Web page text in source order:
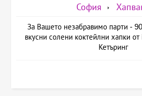
София
За Вашето незабравимо парти -
вкусни солени коктейлни хапки
Кетъринг